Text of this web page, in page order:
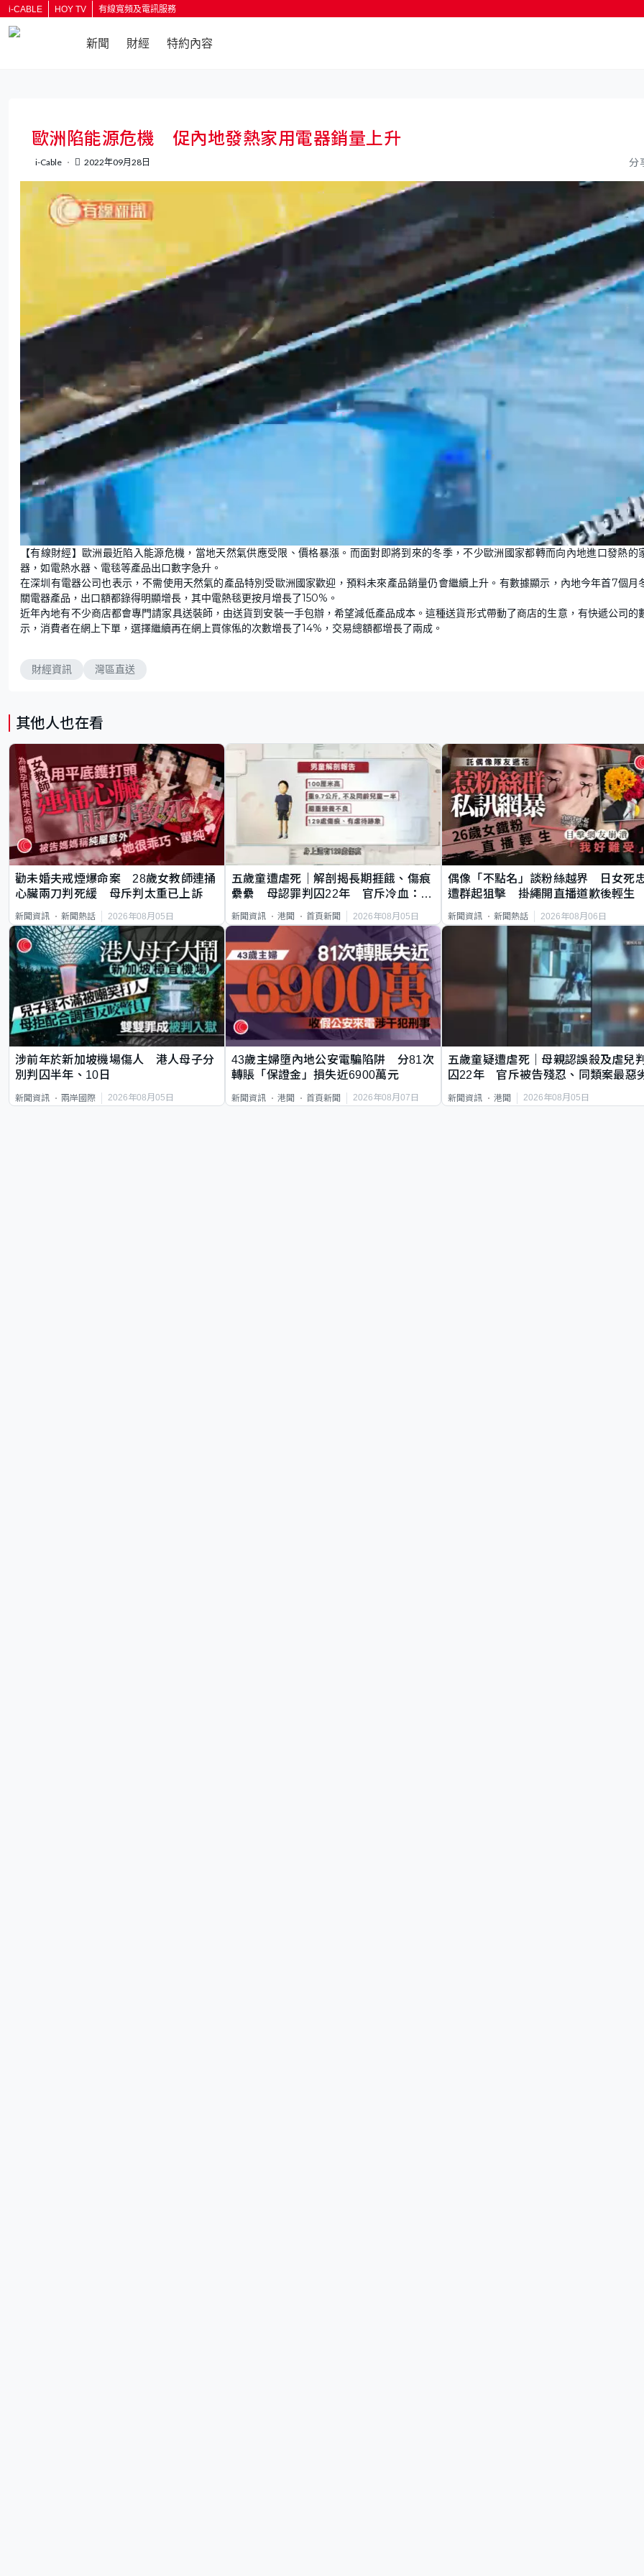
i-CABLE HOY TV 有線寬頻及電訊服務
新聞 財經 特約內容
歐洲陷能源危機 促內地發熱家用電器銷量上升
i-Cable 2022年09月28日 分
n
m
u
t
e
o
a
d
e
d
:
1
6
.
6
0
%
【有線財經】歐洲最近陷入能源危機，當地天然氣供應受限、價格暴漲。而面對即將到來的冬季，不少歐洲國家都轉而向內地進口發熱的
器，如電熱水器、電毯等產品出口數字急升。
在深圳有電器公司也表示，不需使用天然氣的產品特別受歐洲國家歡迎，預料未來產品銷量仍會繼續上升。有數據顯示，內地今年首7個月
關電器產品，出口額都錄得明顯增長，其中電熱毯更按月增長了150%。
近年內地有不少商店都會專門請家具送裝師，由送貨到安裝一手包辦，希望減低產品成本。這種送貨形式帶動了商店的生意，有快遞公司的
示，消費者在網上下單，選擇繼續再在網上買傢俬的次數增長了14%，交易總額都增長了兩成。
財經資訊 灣區直送
其他人也在看
勸未婚夫戒煙爆命案 28歲女教師連捅
心臟兩刀判死緩 母斥判太重已上訴
新聞資訊 新聞熱話 2026年08月05日
五歲童遭虐死｜解剖揭長期捱餓、傷痕
纍纍 母認罪判囚22年 官斥冷血：同
類案最惡劣
新聞資訊 港聞 首頁新聞 2026年08月05日
偶像「不點名」談粉絲越界 日女死
遭群起狙擊 掛繩開直播道歉後輕生
新聞資訊 新聞熱話 2026年08月06日
涉前年於新加坡機場傷人 港人母子分
別判囚半年、10日
新聞資訊 兩岸國際 2026年08月05日
43歲主婦墮內地公安電騙陷阱 分81次
轉賬「保證金」損失近6900萬元
新聞資訊 港聞 首頁新聞 2026年08月07日
五歲童疑遭虐死｜母親認誤殺及虐兒
囚22年 官斥被告殘忍、同類案最惡
新聞資訊 港聞 2026年08月05日